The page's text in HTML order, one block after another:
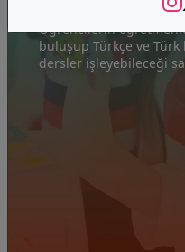
Öğrencilerin
buluşup Türkçe ve
dersler işleyebileceği